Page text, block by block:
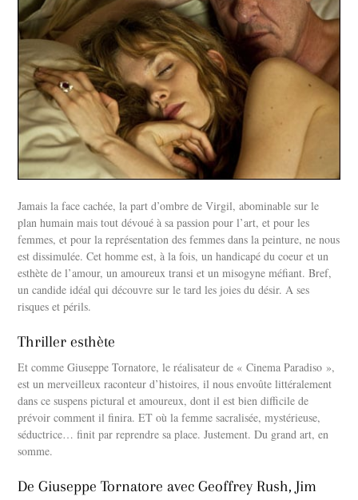
Jamais la face cachée, la part d’ombre de Virgil, abominable sur le
plan humain mais tout dévoué à sa passion pour l’art, et pour les
femmes, et pour la représentation des femmes dans la peinture, ne nous
est dissimulée. Cet homme est, à la fois, un handicapé du coeur et un
esthète de l’amour, un amoureux transi et un misogyne méfiant. Bref,
un candide idéal qui découvre sur le tard les joies du désir. A ses
risques et périls.
Thriller esthète
Et comme Giuseppe Tornatore, le réalisateur de « Cinema Paradiso »,
est un merveilleux raconteur d’histoires, il nous envoûte littéralement
dans ce suspens pictural et amoureux, dont il est bien difficile de
prévoir comment il finira. ET où la femme sacralisée, mystérieuse,
séductrice… finit par reprendre sa place. Justement. Du grand art, en
somme.
De Giuseppe Tornatore avec Geoffrey Rush, Jim